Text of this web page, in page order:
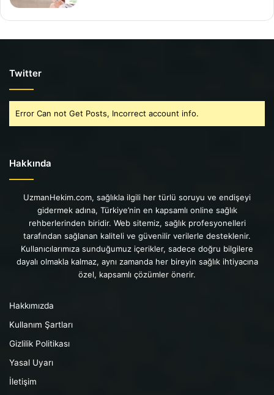
Twitter
Error Can not Get Posts, Incorrect account info.
Hakkında
UzmanHekim.com, sağlıkla ilgili her türlü soruyu ve endişeyi
gidermek adına, Türkiye’nin en kapsamlı online sağlık
rehberlerinden biridir. Web sitemiz, sağlık profesyonelleri
tarafından sağlanan kaliteli ve güvenilir verilerle desteklenir.
Kullanıcılarımıza sunduğumuz içerikler, sadece doğru bilgilere
dayalı olmakla kalmaz, aynı zamanda her bireyin sağlık ihtiyacına
özel, kapsamlı çözümler önerir.
Hakkımızda
Kullanım Şartları
Gizlilik Politikası
Yasal Uyarı
İletişim